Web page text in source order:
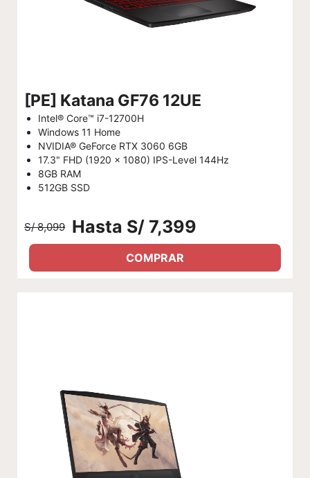
[PE] Katana GF76 12UE
Intel® Core™ i7-12700H
Windows 11 Home
NVIDIA® GeForce RTX 3060 6GB
17.3" FHD (1920 x 1080) IPS-Level 144Hz
8GB RAM
512GB SSD
S/ 8,099 Hasta S/ 7,399
COMPRAR